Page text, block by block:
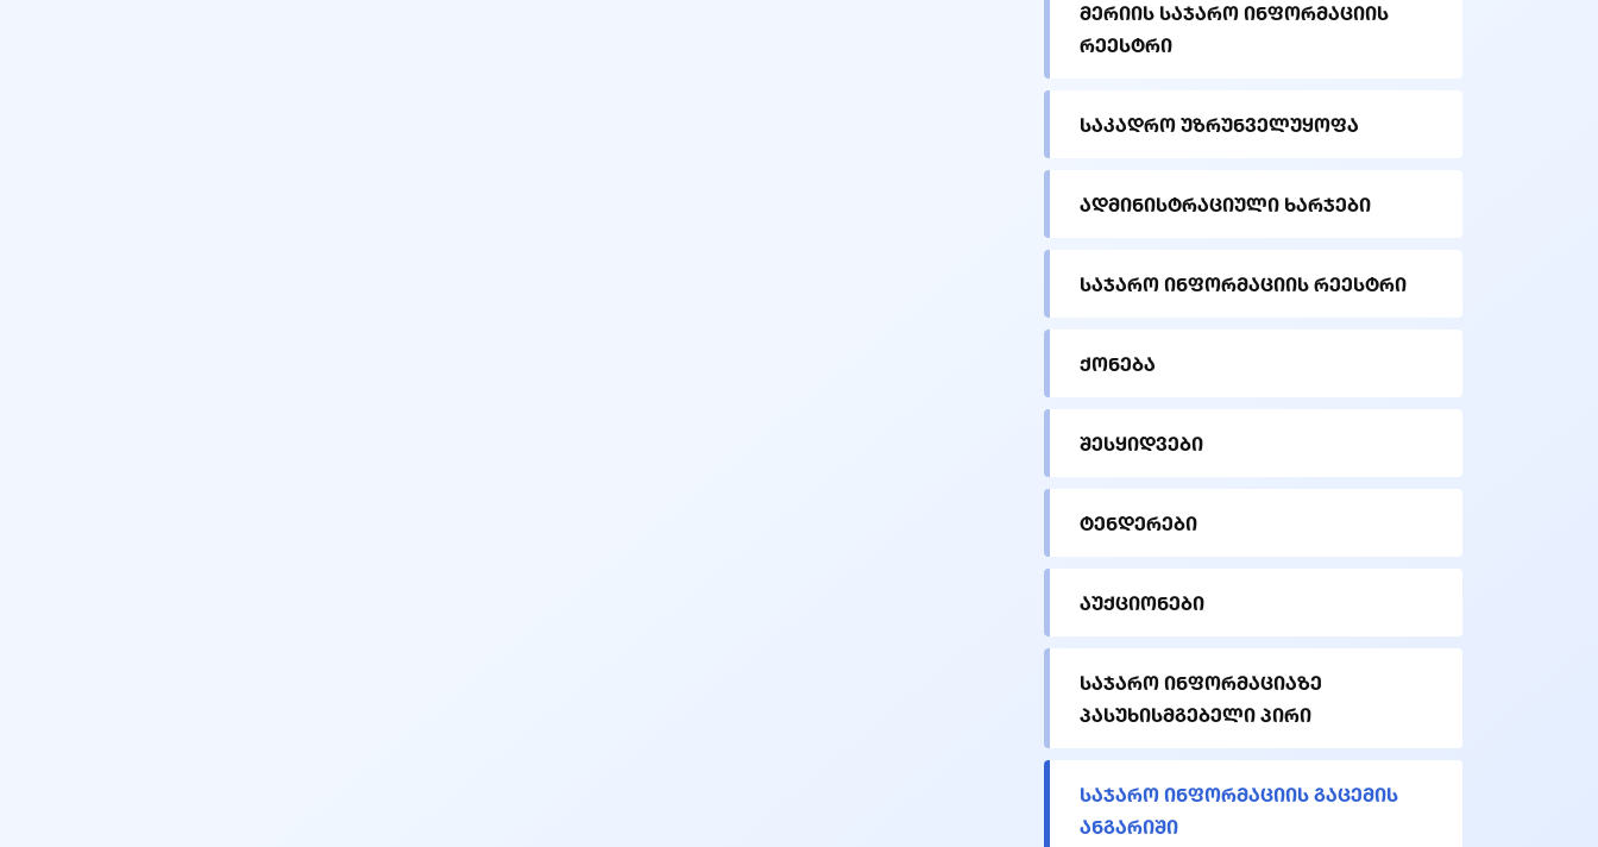
მერიის საჯარო ინფორმაციის
რეესტრი
საკადრო უზრუნველუყოფა
ადმინისტრაციული ხარჯები
საჯარო ინფორმაციის რეესტრი
ქონება
შესყიდვები
ტენდერები
აუქციონები
საჯარო ინფორმაციაზე
პასუხისმგებელი პირი
საჯარო ინფორმაციის გაცემის
ანგარიში